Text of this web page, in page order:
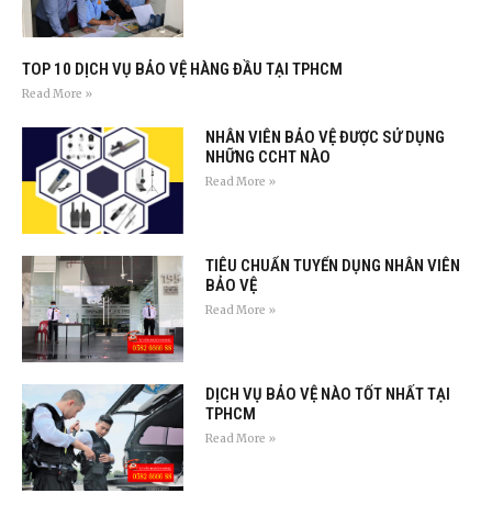
TOP 10 DỊCH VỤ BẢO VỆ HÀNG ĐẦU TẠI TPHCM
Read More »
NHÂN VIÊN BẢO VỆ ĐƯỢC SỬ DỤNG
NHỮNG CCHT NÀO
Read More »
TIÊU CHUẨN TUYỂN DỤNG NHÂN VIÊN
BẢO VỆ
Read More »
DỊCH VỤ BẢO VỆ NÀO TỐT NHẤT TẠI
TPHCM
Read More »